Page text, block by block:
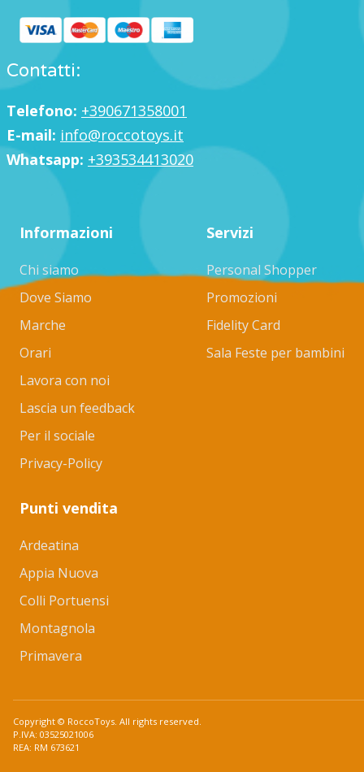
Contatti:
Telefono: +390671358001
E-mail: info@roccotoys.it
Whatsapp: +393534413020
Informazioni
Chi siamo
Dove Siamo
Marche
Orari
Lavora con noi
Lascia un feedback
Per il sociale
Privacy-Policy
Servizi
Personal Shopper
Promozioni
Fidelity Card
Sala Feste per bambini
Punti vendita
Ardeatina
Appia Nuova
Colli Portuensi
Montagnola
Primavera
Copyright © RoccoToys. All rights reserved.
P.IVA: 03525021006
REA: RM 673621